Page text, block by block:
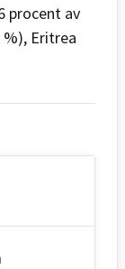
procent av
%), Eritrea